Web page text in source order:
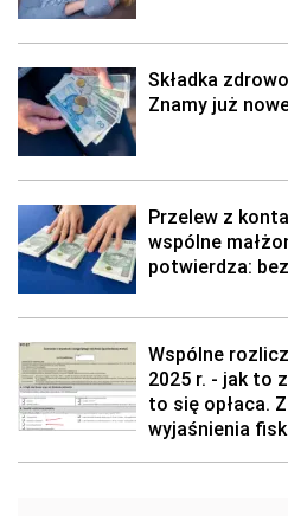
Składka
Znamy już
Przelew z
wspólne
potwierdza:
Wspólne
2025 r. - jak to
to się opłaca.
wyjaśnienia